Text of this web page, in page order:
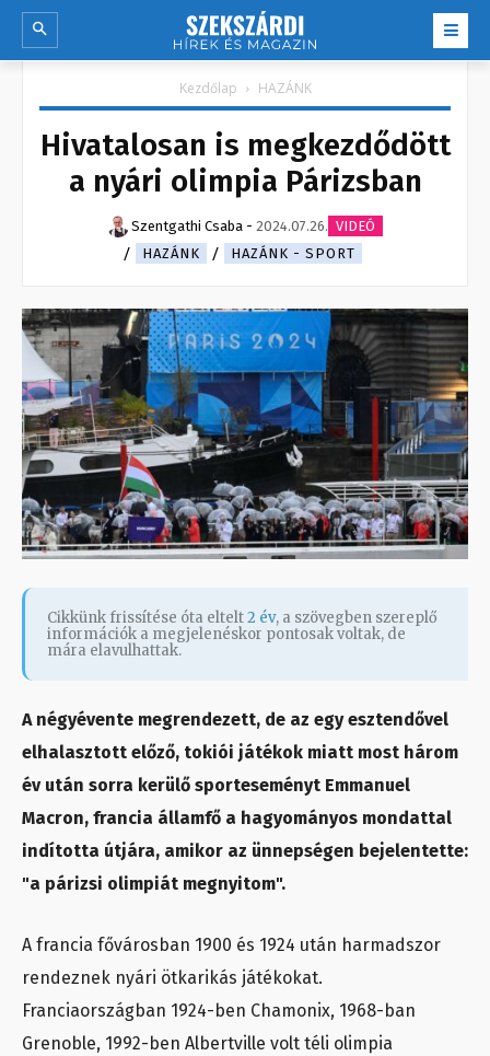
Kezdőlap HAZÁNK
Hivatalosan is megkezdődött
a nyári olimpia Párizsban
Szentgathi Csaba - 2024.07.26. VIDEÓ
HAZÁNK
HAZÁNK - SPORT
Cikkünk frissítése óta eltelt2 év, a szövegben szereplő
információk a megjelenéskor pontosak voltak, de
mára elavulhattak.
A négyévente megrendezett, de az egy esztendővel
elhalasztott előző, tokiói játékok miatt most három
év után sorra kerülő sporteseményt Emmanuel
Macron, francia államfő a hagyományos mondattal
indította útjára, amikor az ünnepségen bejelentette:
"a párizsi olimpiát megnyitom".
A francia fővárosban 1900 és 1924 után harmadszor
rendeznek nyári ötkarikás játékokat.
Franciaországban 1924-ben Chamonix, 1968-ban
Grenoble, 1992-ben Albertville volt téli olimpia